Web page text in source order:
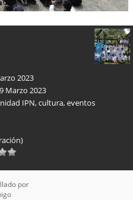
2023
Marzo 2023
IPN,cultura,eventos
por